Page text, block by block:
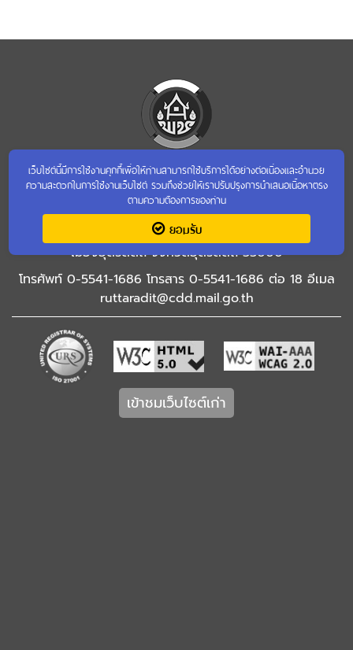
สำนักงานพัฒนาชุมชนจังหวัดอุตรดิตถ์
จังหวัดอุตรดิตถ์
ศาลากลางจังหวัดอุตรดิตถ์ ชั้น 3 ถนนประชานิมิตร อำเภอ
เมืองอุตรดิตถ์ จังหวัดอุตรดิตถ์ 53000
โทรศัพท์ 0-5541-1686 โทรสาร 0-5541-1686 ต่อ 18 อีเมล
ruttaradit@cdd.mail.go.th
เข้าชมเว็บไซต์เก่า
เว็บไซต์นี้มีการใช้งานคุกกี้เพื่อให้ท่านสามารถใช้บริการได้อย่างต่อเนื่องและอำนวย
ความสะดวกในการใช้งานเว็บไซต์ รวมถึงช่วยให้เราปรับปรุงการนำเสนอเนื้อหาตรง
ตามความต้องการของท่าน
ยอมรับ